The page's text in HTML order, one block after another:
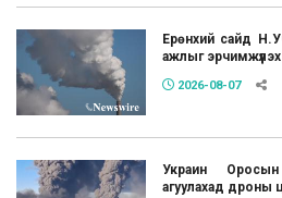
Ерөнхий сайд
ажлыг
2026-08-07
Украин
агуулахад дроны